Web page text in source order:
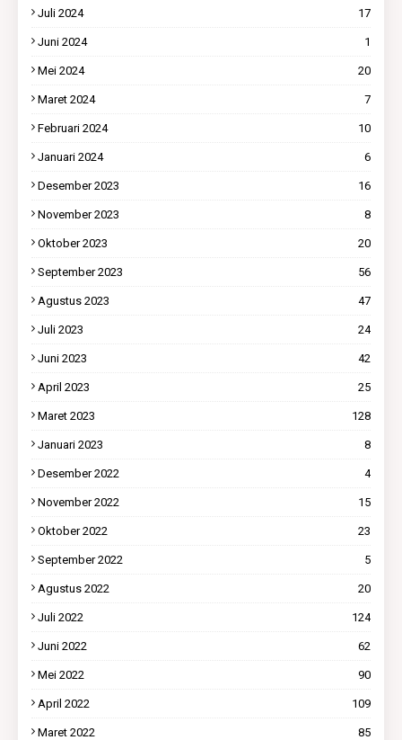
Juli 2024 17
Juni 2024 1
Mei 2024 20
Maret 2024 7
Februari 2024 10
Januari 2024 6
Desember 2023 16
November 2023 8
Oktober 2023 20
September 2023 56
Agustus 2023 47
Juli 2023 24
Juni 2023 42
April 2023 25
Maret 2023 128
Januari 2023 8
Desember 2022 4
November 2022 15
Oktober 2022 23
September 2022 5
Agustus 2022 20
Juli 2022 124
Juni 2022 62
Mei 2022 90
April 2022 109
Maret 2022 85